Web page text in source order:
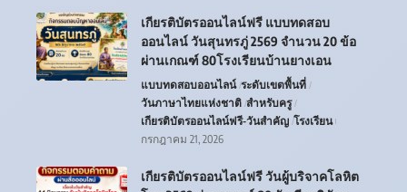
เกียรติบัตรออนไลน์ฟรี แบบทดสอบ
ออนไลน์ วันสุนทรภู่ 2569 จำนวน 20 ข้อ
ผ่านเกณฑ์ 80โรงเรียนบ้านยางเอน
แบบทดสอบออนไลน์ ระดับเขตพื้นที่
วันภาษาไทยแห่งชาติ สำหรับครู
เกียรติบัตรออนไลน์ฟรี-วันสำคัญ โรงเรียน
กรกฎาคม 21, 2026
เกียรติบัตรออนไลน์ฟรี วันผู้บริจาคโลหิต